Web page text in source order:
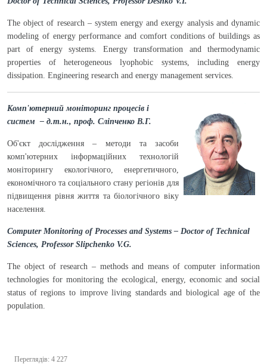
The object of research – system energy and exergy analysis and dynamic
modeling of energy performance and comfort conditions of buildings as
part of energy systems. Energy transformation and thermodynamic
properties of heterogeneous lyophobic systems, including energy
dissipation. Engineering research and energy management services.
Комп'ютерний моніторинг процесів і
систем – д.т.н., проф. Сліпченко В.Г.
Об'єкт дослідження – методи та засоби
комп'ютерних інформаційних технологій
моніторингу екологічного, енергетичного,
економічного та соціального стану регіонів для
підвищення рівня життя та біологічного віку
населення.
Computer Monitoring of Processes and Systems – Doctor of Technical
Sciences, Professor Slipchenko V.G.
The object of research – methods and means of computer information
technologies for monitoring the ecological, energy, economic and social
status of regions to improve living standards and biological age of the
population.
Переглядів: 4 227